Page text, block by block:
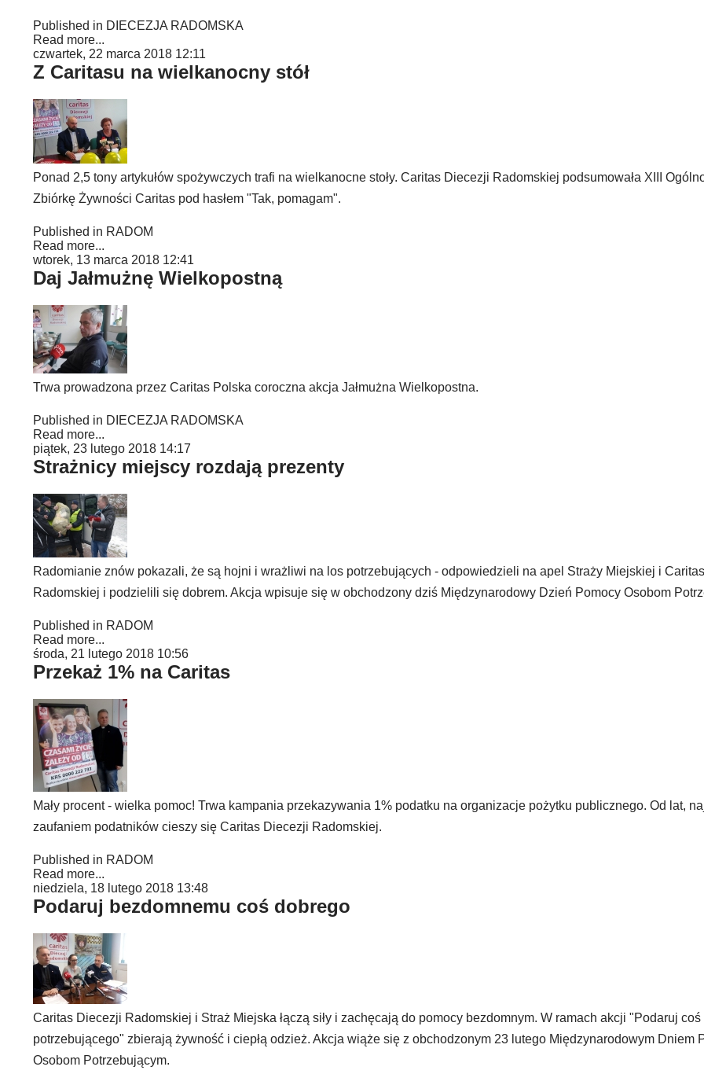
Published in DIECEZJA RADOMSKA
Read more...
czwartek, 22 marca 2018 12:11
Z Caritasu na wielkanocny stół
Ponad 2,5 tony artykułów spożywczych trafi na wielkanocne stoły. Caritas Diecezji Radomskiej podsumowała XIII
Zbiórkę Żywności Caritas pod hasłem "Tak, pomagam".
Published in RADOM
Read more...
wtorek, 13 marca 2018 12:41
Daj Jałmużnę Wielkopostną
Trwa prowadzona przez Caritas Polska coroczna akcja Jałmużna Wielkopostna.
Published in DIECEZJA RADOMSKA
Read more...
piątek, 23 lutego 2018 14:17
Strażnicy miejscy rozdają prezenty
Radomianie znów pokazali, że są hojni i wrażliwi na los potrzebujących - odpowiedzieli na apel Straży Miejskiej i
Radomskiej i podzielili się dobrem. Akcja wpisuje się w obchodzony dziś Międzynarodowy Dzień Pomocy Osobom
Published in RADOM
Read more...
środa, 21 lutego 2018 10:56
Przekaż 1% na Caritas
Mały procent - wielka pomoc! Trwa kampania przekazywania 1% podatku na organizacje pożytku publicznego. Od lat,
zaufaniem podatników cieszy się Caritas Diecezji Radomskiej.
Published in RADOM
Read more...
niedziela, 18 lutego 2018 13:48
Podaruj bezdomnemu coś dobrego
Caritas Diecezji Radomskiej i Straż Miejska łączą siły i zachęcają do pomocy bezdomnym. W ramach akcji "Podaruj
potrzebującego" zbierają żywność i ciepłą odzież. Akcja wiąże się z obchodzonym 23 lutego Międzynarodowym Dniem
Osobom Potrzebującym.